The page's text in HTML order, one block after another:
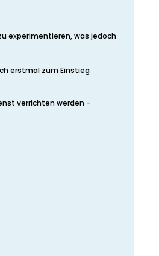
experimentieren, was jedoch
erstmal zum Einstieg
verrichten werden -